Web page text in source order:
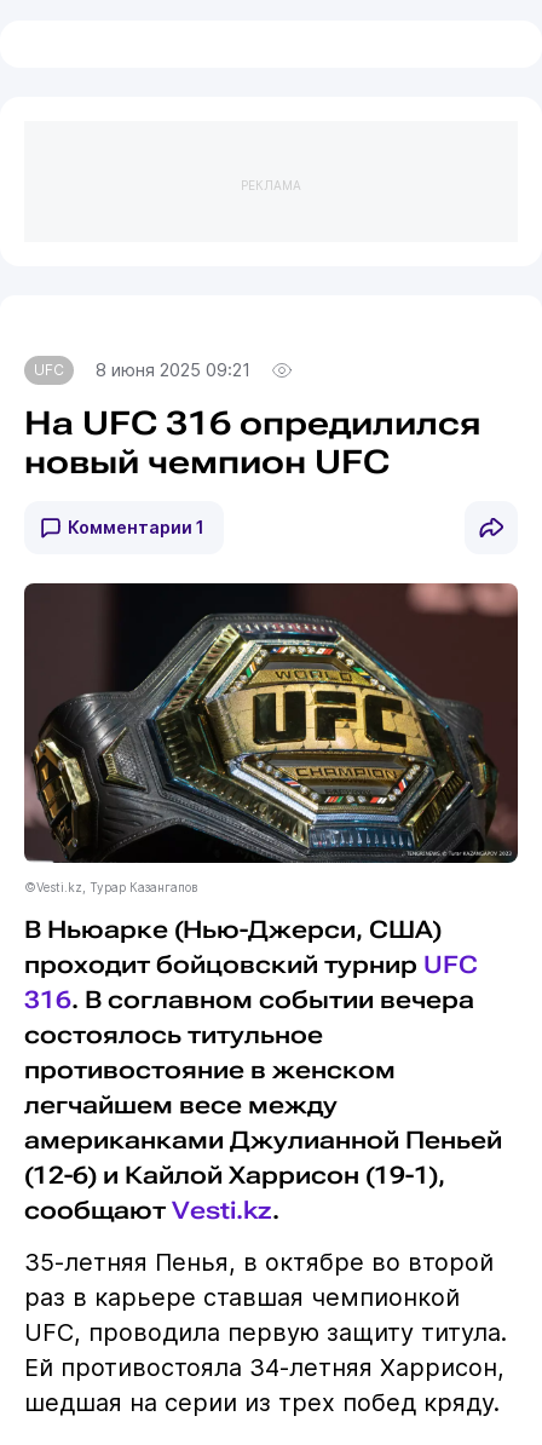
РЕКЛАМА
UFC 8 июня 2025 09:21
На UFC 316 опредилился
новый чемпион UFC
Комментарии 1
©Vesti.kz, Турар Казангапов
В Ньюарке (Нью-Джерси, США)
проходит бойцовский турнир UFC
316. В соглавном событии вечера
состоялось титульное
противостояние в женском
легчайшем весе между
американками Джулианной Пеньей
(12-6) и Кайлой Харрисон (19-1),
сообщают Vesti.kz.
35-летняя Пенья, в октябре во второй
раз в карьере ставшая чемпионкой
UFC, проводила первую защиту титула.
Ей противостояла 34-летняя Харрисон,
шедшая на серии из трех побед кряду.